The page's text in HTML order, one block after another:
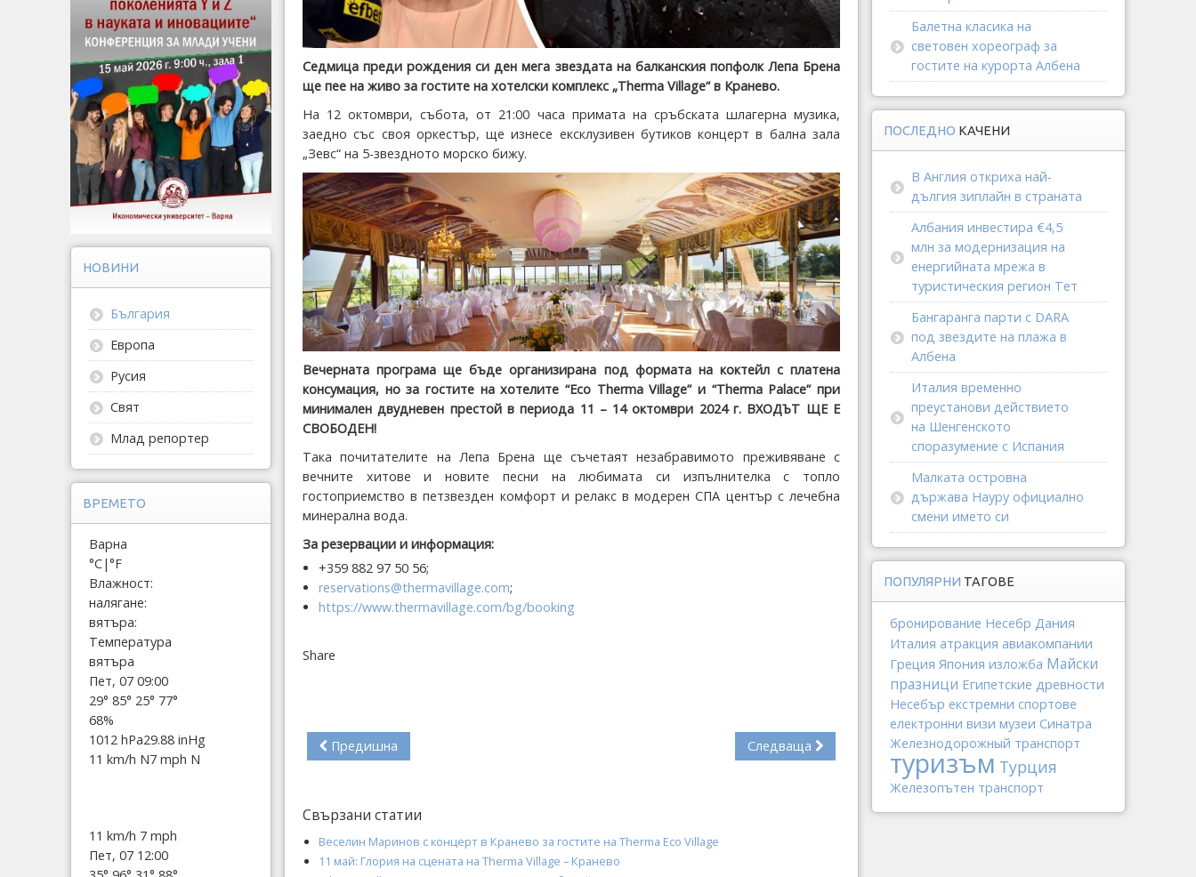
Седмица преди рождения си ден мега звездата на балканския попфолк Лепа Брена
ще пее на живо за гостите на хотелски комплекс „Therma Village“ в Кранево.
На 12 октомври, събота, от 21:00 часа примата на сръбската шлагерна музика,
заедно със своя оркестър, ще изнесе ексклузивeн бутиков концерт в бална зала
„Зевс“ на 5-звездното морско бижу.
Вечерната програма ще бъде организирана под формата на коктейл с платена
консумация, но за гостите на хотелите “Eco Therma Village” и “Therma Palace” при
минимален двудневен престой в периода 11 – 14 октомври 2024 г. ВХОДЪТ ЩЕ Е
СВОБОДЕН!
Така почитателите на Лепа Брена ще съчетаят незабравимото преживяване с
вечните хитове и новите песни на любимата си изпълнителка с топло
гостоприемство в петзвезден комфорт и релакс в модерен СПА център с лечебна
минерална вода.
За резервации и информация:
+359 882 97 50 56;
reservations@thermavillage.com;
https://www.thermavillage.com/bg/booking
Share
Предишна Следваща
Свързани статии
Веселин Маринов с концерт в Кранево за гостите на Therma Eco Village
11 май: Глория на сцената на Therma Village – Кранево
НОВИНИ
България
Европа
Русия
Свят
Млад репортер
ВРЕМЕТО
Варна
°C|°F
Влажност:
налягане:
вятъра:
Температура
вятъра
Пет, 07 09:00
29° 85° 25° 77°
68%
1012 hPa29.88 inHg
11 km/h N7 mph N
11 km/h 7 mph
Пет, 07 12:00
Балетна класика на
световен хореограф за
гостите на курорта Албена
ПОСЛЕДНО КАЧЕНИ
В Англия откриха най-
дългия зиплайн в страната
Албания инвестира €4,5
млн за модернизация на
енергийната мрежа в
туристическия регион Тет
Бангаранга парти с DARA
под звездите на плажа в
Албена
Италия временно
преустанови действието
на Шенгенското
споразумение с Испания
Малката островна
държава Науру официално
смени името си
ПОПУЛЯРНИ ТАГОВЕ
бронирование Несебр Дания
Италия атракция авиакомпании
Греция Япония изложба Майски
празници Египетские древности
Несебър екстремни спортове
електронни визи музеи Синатра
Железнодорожный транспорт
туризъм Турция
Железопътен транспорт